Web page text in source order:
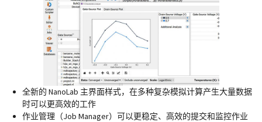
全新的 NanoLab 主界面样式，在多种复杂模拟计算产生大量数据
时可以更高效的工作
作业管理（Job Manager）可以更稳定、高效的提交和监控作业